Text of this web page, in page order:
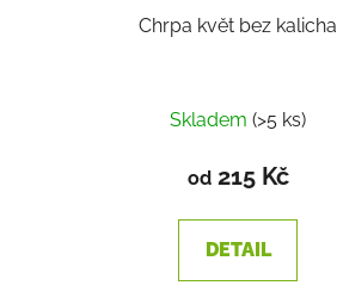
Chrpa květ bez kalicha
Skladem(>5 ks)
od215 Kč
DETAIL